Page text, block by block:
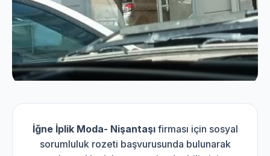
İğne İplik Moda- Nişantaşıfirması için sosyal
sorumluluk rozeti başvurusunda bulunarak